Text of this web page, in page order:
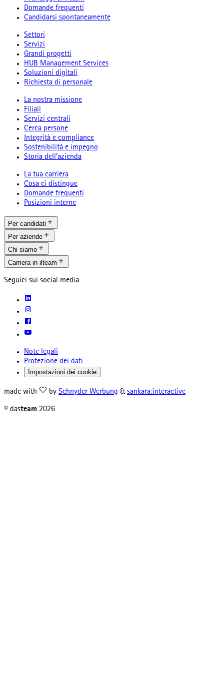
Domande frequenti
Candidarsi spontaneamente
Settori
Servizi
Grandi progetti
HUB Management Services
Soluzioni digitali
Richiesta di personale
La nostra missione
Filiali
Servizi centrali
Cerca persone
Integrità e compliance
Sostenibilità e impegno
Storia dell’azienda
La tua carriera
Cosa ci distingue
Domande frequenti
Posizioni interne
Per candidati
Per aziende
Chi siamo
Carriera in ilteam
Seguici sui social media
Note legali
Protezione dei dati
Impostazioni dei cookie
made with by Schnyder Werbung & sankara:interactive
© dasteam 2026